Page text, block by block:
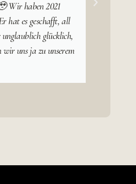
Wir haben 2021
hat es geschafft, all
unglaublich glücklich,
uns ja zu unserem